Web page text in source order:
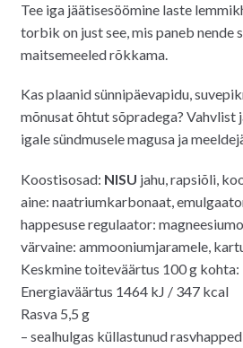
Tee iga jäätisesöömine laste
torbik on just see, mis paneb nende
maitsemeeled rõkkama.
Kas plaanid sünnipäevapidu,
mõnusat õhtut sõpradega?
igale sündmusele magusa ja
Koostisosad: NISU jahu, rapsiõli,
aine: naatriumkarbonaat,
happesuse regulaator:
värvaine: ammooniumjaramele,
Keskmine toiteväärtus 100 g kohta:
Energiaväärtus 1464 kJ / 347 kcal
Rasva 5,5 g
– sealhulgas küllastunud